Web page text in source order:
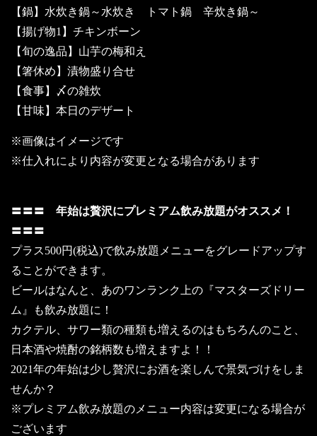
【鍋】水炊き鍋～水炊き トマト鍋 辛炊き鍋～
【揚げ物1】チキンボーン
【旬の逸品】山芋の梅和え
【箸休め】漬物盛り合せ
【食事】〆の雑炊
【甘味】本日のデザート
※画像はイメージです
※仕入れにより内容が変更となる場合があります
〓〓〓 年始は贅沢にプレミアム飲み放題がオススメ！
〓〓〓
プラス500円(税込)で飲み放題メニューをグレードアップす
ることができます。
ビールはなんと、あのワンランク上の『マスターズドリー
ム』も飲み放題に！
カクテル、サワー類の種類も増えるのはもちろんのこと、
日本酒や焼酎の銘柄数も増えますよ！！
2021年の年始は少し贅沢にお酒を楽しんで景気づけをしま
せんか？
※プレミアム飲み放題のメニュー内容は変更になる場合が
ございます